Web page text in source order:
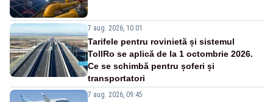
7 aug. 2026, 10:01
Tarifele pentru rovinietă și sistemul
TollRo se aplică de la 1 octombrie 2026.
Ce se schimbă pentru șoferi și
transportatori
7 aug. 2026, 09:45